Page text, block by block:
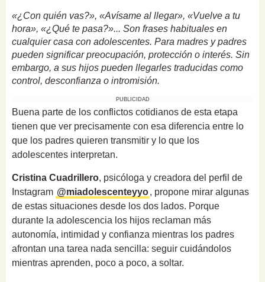
«¿Con quién vas?», «Avísame al llegar», «Vuelve a tu
hora», «¿Qué te pasa?»... Son frases habituales en
cualquier casa con adolescentes. Para madres y padres
pueden significar preocupación, protección o interés. Sin
embargo, a sus hijos pueden llegarles traducidas como
control, desconfianza o intromisión.
PUBLICIDAD
Buena parte de los conflictos cotidianos de esta etapa
tienen que ver precisamente con esa diferencia entre lo
que los padres quieren transmitir y lo que los
adolescentes interpretan.
Cristina Cuadrillero, psicóloga y creadora del perfil de
Instagram @miadolescenteyyo, propone mirar algunas
de estas situaciones desde los dos lados. Porque
durante la adolescencia los hijos reclaman más
autonomía, intimidad y confianza mientras los padres
afrontan una tarea nada sencilla: seguir cuidándolos
mientras aprenden, poco a poco, a soltar.